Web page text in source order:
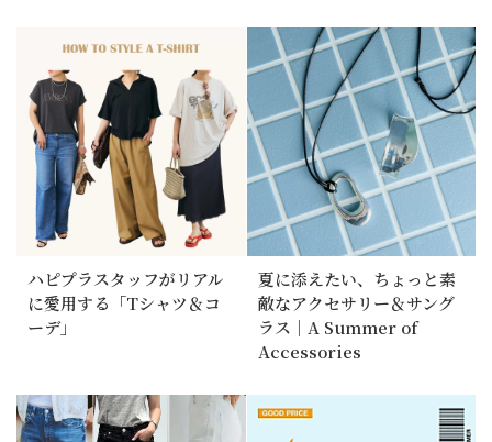
ハピプラスタッフがリアル
に愛用する「Tシャツ＆コ
ーデ」
夏に添えたい、ちょっと素
敵なアクセサリー＆サング
ラス｜A Summer of
Accessories